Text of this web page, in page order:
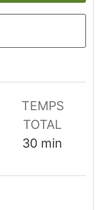
TEMPS
TOTAL
30minutes
min